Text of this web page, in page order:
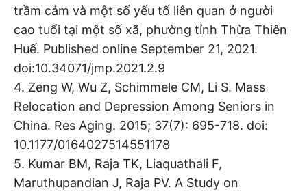
trầm cảm và một số yếu tố liên quan ở người
cao tuổi tại một số xã, phường tỉnh Thừa Thiên
Huế. Published online September 21, 2021.
doi:10.34071/jmp.2021.2.9
4. Zeng W, Wu Z, Schimmele CM, Li S. Mass
Relocation and Depression Among Seniors in
China. Res Aging. 2015; 37(7): 695-718. doi:
10.1177/0164027514551178
5. Kumar BM, Raja TK, Liaquathali F,
Maruthupandian J, Raja PV. A Study on